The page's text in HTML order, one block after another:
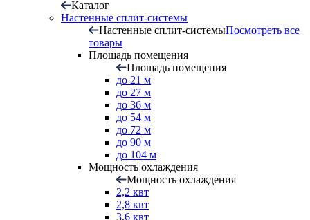
Каталог
Настенные сплит-системы
Настенные сплит-системыПосмотреть все
товары
Площадь помещения
Площадь помещения
до 21 м
до 27 м
до 36 м
до 54 м
до 72 м
до 90 м
до 104 м
Мощность охлаждения
Мощность охлаждения
2,2 квт
2,8 квт
3,6 квт